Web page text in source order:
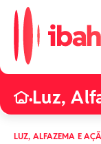
•Luz,
LUZ, ALFAZEMA E